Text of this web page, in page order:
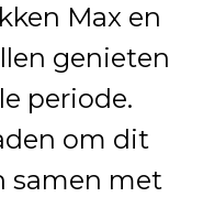
Max en
genieten
periode.
om dit
samen met